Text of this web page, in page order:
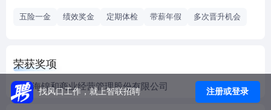
五险一金 绩效奖金 定期体检 带薪年假 多次晋升机会
荣获奖项
上海锦和商业经营管理股份有限公司
找风口工作，就上智联招聘 注册或登录